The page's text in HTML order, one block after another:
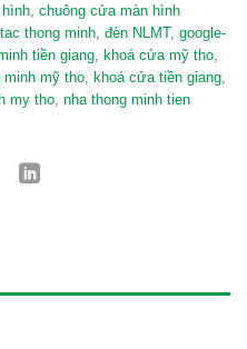
, chuông cửa màn hình
thong minh, đèn NLMT, google-
tiền giang, khoá cửa mỹ tho,
minh mỹ tho, khoá cửa tiền giang,
my tho, nha thong minh tien